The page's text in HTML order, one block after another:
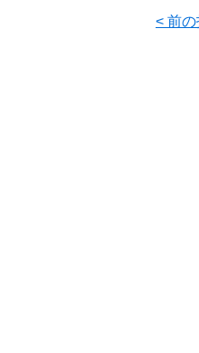
< 前